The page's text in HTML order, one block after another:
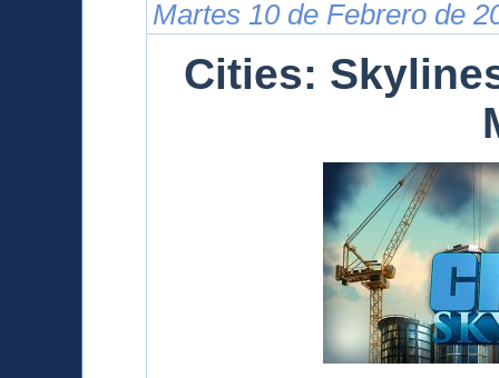
Martes 10 de Febrero de
Cities: